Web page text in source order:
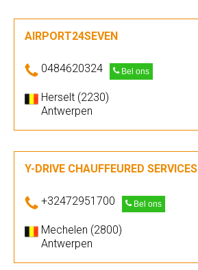
AIRPORT24SEVEN
0484620324 Bel ons
Herselt (2230)
Antwerpen
Y-DRIVE CHAUFFEURED SERVICES
+32472951700 Bel ons
Mechelen (2800)
Antwerpen